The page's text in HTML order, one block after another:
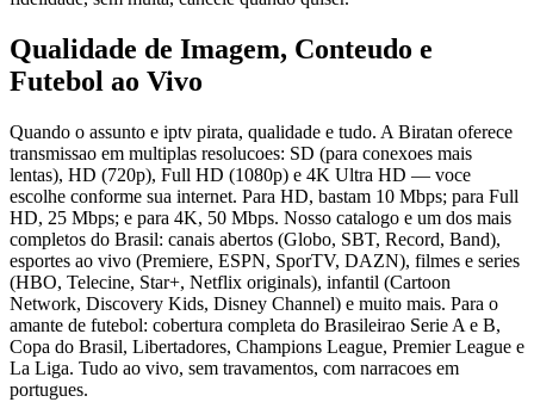
Qualidade de Imagem, Conteudo e
Futebol ao Vivo
Quando o assunto e iptv pirata, qualidade e tudo. A Biratan oferece
transmissao em multiplas resolucoes: SD (para conexoes mais
lentas), HD (720p), Full HD (1080p) e 4K Ultra HD — voce
escolhe conforme sua internet. Para HD, bastam 10 Mbps; para Full
HD, 25 Mbps; e para 4K, 50 Mbps. Nosso catalogo e um dos mais
completos do Brasil: canais abertos (Globo, SBT, Record, Band),
esportes ao vivo (Premiere, ESPN, SporTV, DAZN), filmes e series
(HBO, Telecine, Star+, Netflix originals), infantil (Cartoon
Network, Discovery Kids, Disney Channel) e muito mais. Para o
amante de futebol: cobertura completa do Brasileirao Serie A e B,
Copa do Brasil, Libertadores, Champions League, Premier League e
La Liga. Tudo ao vivo, sem travamentos, com narracoes em
portugues.